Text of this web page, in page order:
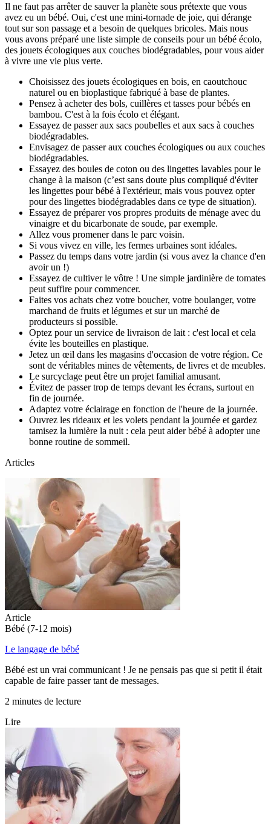
Il ne faut pas arrêter de sauver la planète sous prétexte que vous
avez eu un bébé. Oui, c'est une mini-tornade de joie, qui dérange
tout sur son passage et a besoin de quelques bricoles. Mais nous
vous avons préparé une liste simple de conseils pour un bébé écolo,
des jouets écologiques aux couches biodégradables, pour vous aider
à vivre une vie plus verte.
Choisissez des jouets écologiques en bois, en caoutchouc
naturel ou en bioplastique fabriqué à base de plantes.
Pensez à acheter des bols, cuillères et tasses pour bébés en
bambou. C'est à la fois écolo et élégant.
Essayez de passer aux sacs poubelles et aux sacs à couches
biodégradables.
Envisagez de passer aux couches écologiques ou aux couches
biodégradables.
Essayez des boules de coton ou des lingettes lavables pour le
change à la maison (c’est sans doute plus compliqué d'éviter
les lingettes pour bébé à l'extérieur, mais vous pouvez opter
pour des lingettes biodégradables dans ce type de situation).
Essayez de préparer vos propres produits de ménage avec du
vinaigre et du bicarbonate de soude, par exemple.
Allez vous promener dans le parc voisin.
Si vous vivez en ville, les fermes urbaines sont idéales.
Passez du temps dans votre jardin (si vous avez la chance d'en
avoir un !)
Essayez de cultiver le vôtre ! Une simple jardinière de tomates
peut suffire pour commencer.
Faites vos achats chez votre boucher, votre boulanger, votre
marchand de fruits et légumes et sur un marché de
producteurs si possible.
Optez pour un service de livraison de lait : c'est local et cela
évite les bouteilles en plastique.
Jetez un œil dans les magasins d'occasion de votre région. Ce
sont de véritables mines de vêtements, de livres et de meubles.
Le surcyclage peut être un projet familial amusant.
Évitez de passer trop de temps devant les écrans, surtout en
fin de journée.
Adaptez votre éclairage en fonction de l'heure de la journée.
Ouvrez les rideaux et les volets pendant la journée et gardez
tamisez la lumière la nuit : cela peut aider bébé à adopter une
bonne routine de sommeil.
Articles
Article
Bébé (7-12 mois)
Le langage de bébé
Bébé est un vrai communicant ! Je ne pensais pas que si petit il était
capable de faire passer tant de messages.
2 minutes de lecture
Lire